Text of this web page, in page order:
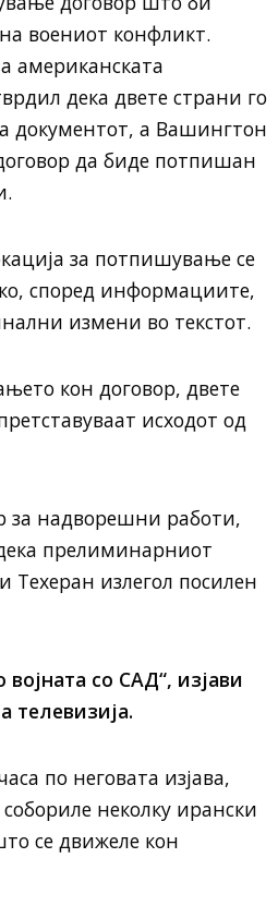
воениот конфликт.
американската
дека двете страни го
документот, а Вашингтон
да биде потпишан
за потпишување се
според информациите,
измени во текстот.
кон договор, двете
исходот од
за надворешни работи,
прелиминарниот
Техеран излегол посилен
со САД“, изјави
телевизија.
по неговата изјава,
неколку ирански
се движеле кон